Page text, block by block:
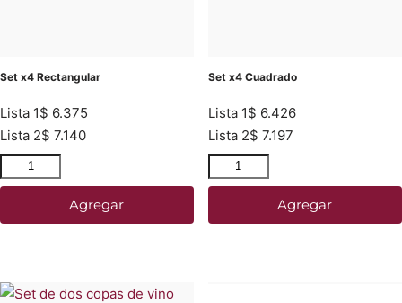
Set x4 Rectangular
Lista 1$ 6.375
Lista 2$ 7.140
Agregar
Set x4 Cuadrado
Lista 1$ 6.426
Lista 2$ 7.197
Agregar